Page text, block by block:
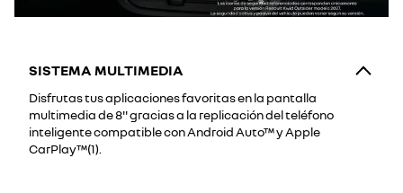
SISTEMA MULTIMEDIA
Disfrutas tus aplicaciones favoritas en la pantalla
multimedia de 8'' gracias a la replicación del teléfono
inteligente compatible con Android Auto™ y Apple
CarPlay™(1).